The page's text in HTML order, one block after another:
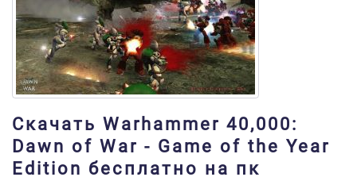
Скачать Warhammer 40,000:
Dawn of War - Game of the Year
Edition бесплатно на пк